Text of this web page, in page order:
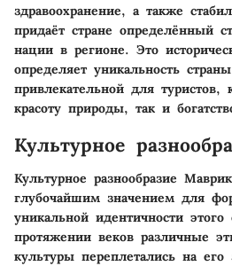
здравоохранение, а также
придаёт стране определённый
нации в регионе. Это
определяет уникальность
привлекательной для
красоту природы, так и
Культурное
Культурное разнообразие
глубочайшим значением для
уникальной идентичности этого
протяжении веков различные
культуры переплетались на его